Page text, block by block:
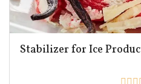
Stabilizer for Ice